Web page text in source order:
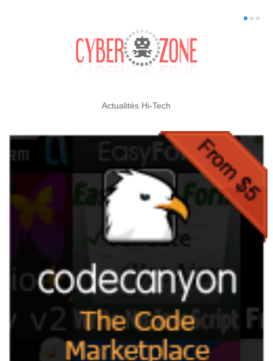
Actualités Hi-Tech